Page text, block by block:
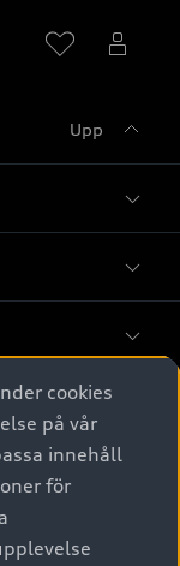
Upp
cookies
på vår
innehåll
för